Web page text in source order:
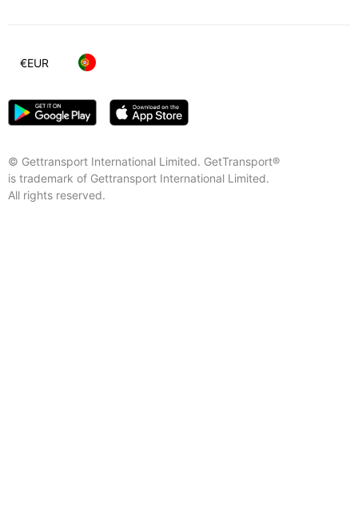
© Gettransport International Limited. GetTransport®
is trademark of Gettransport International Limited.
All rights reserved.
€EUR